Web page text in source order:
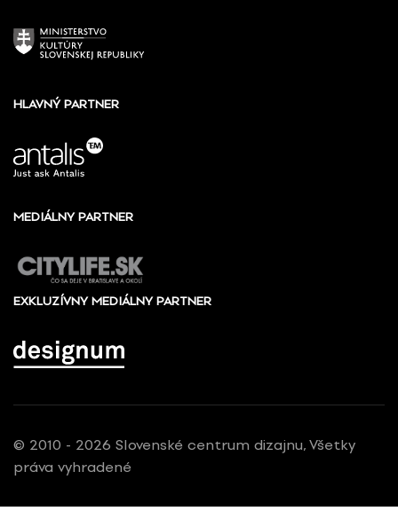
HLAVNÝ PARTNER
MEDIÁLNY PARTNER
EXKLUZÍVNY MEDIÁLNY PARTNER
© 2010 - 2026 Slovenské centrum dizajnu, Všetky
práva vyhradené